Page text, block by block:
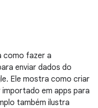
como fazer a
enviar dados do
Ele mostra como criar
importado em apps para
também ilustra